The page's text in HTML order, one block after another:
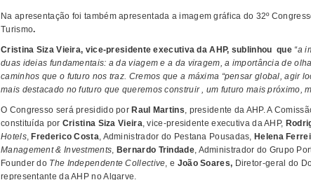
Na apresentação foi também apresentada a imagem gráfica do 32º
Turismo.
Cristina Siza Vieira, vice-presidente executiva da AHP, sublinhou que “a
duas ideias fundamentais: a da viagem e a da viragem, a importância de
caminhos que o futuro nos traz. Cremos que a máxima “pensar global, agir
mais destacado no futuro que queremos construir , um futuro mais próximo,
O Congresso será presidido por Raul Martins, presidente da AHP. A
constituída por Cristina Siza Vieira, vice-presidente executiva da AHP,
Hotels, Frederico Costa, Administrador do Pestana Pousadas, Helena
Management & Investments, Bernardo Trindade, Administrador do Grupo
Founder do The Independente Collective, e João Soares, Diretor-geral do
representante da AHP no Algarve.